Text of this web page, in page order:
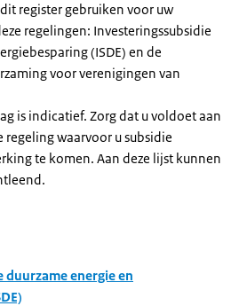
register gebruiken voor uw
regelingen: Investeringssubsidie
(ISDE) en de
voor verenigingen van
is indicatief. Zorg dat u voldoet aan
waarvoor u subsidie
te komen. Aan deze lijst kunnen
energie en